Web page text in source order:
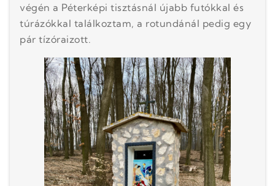
végén a Péterképi tisztásnál újabb futókkal és
túrázókkal találkoztam, a rotundánál pedig egy
pár tízóraizott.